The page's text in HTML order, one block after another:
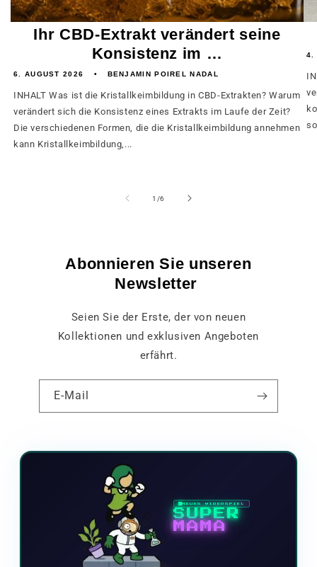
Ihr CBD-Extrakt verändert seine
Konsistenz im …
6. AUGUST 2026 BENJAMIN POIREL NADAL
INHALT Was ist die Kristallkeimbildung in CBD-Extrakten? Warum
verändert sich die Konsistenz eines Extrakts im Laufe der Zeit?
Die verschiedenen Formen, die die Kristallkeimbildung annehmen
kann Kristallkeimbildung,...
4.
1 /von
6
Abonnieren Sie unseren
Newsletter
Seien Sie der Erste, der von neuen
Kollektionen und exklusiven Angeboten
erfährt.
E-Mail
NEUES VIDEOSPIEL
SUPER
MAMA